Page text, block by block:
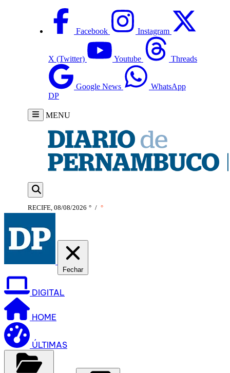
Facebook Instagram
X (Twitter) Youtube Threads
Google News
WhatsApp
DP
MENU
RECIFE, 08/08/2026 ° / °
Fechar
DIGITAL
HOME
ÚLTIMAS